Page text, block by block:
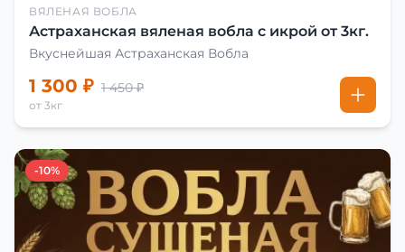
ВЯЛЕНАЯ ВОБЛА
Астраханская вяленая вобла с икрой от 3кг.
Вкуснейшая Астраханская Вобла
1 300 ₽ 1 450 ₽
от 3кг
-10%